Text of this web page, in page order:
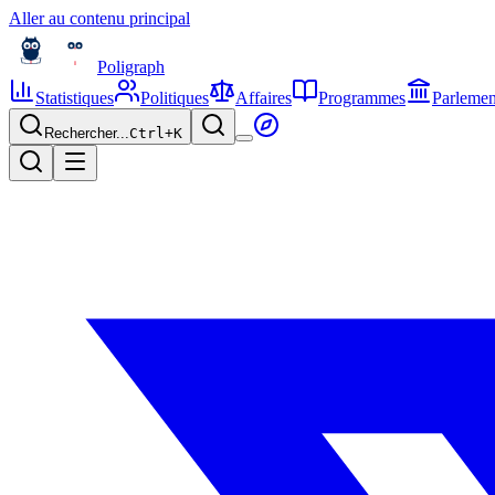
Aller au contenu principal
Poligraph
Statistiques
Politiques Affaires Programmes
Rechercher...Ctrl+K